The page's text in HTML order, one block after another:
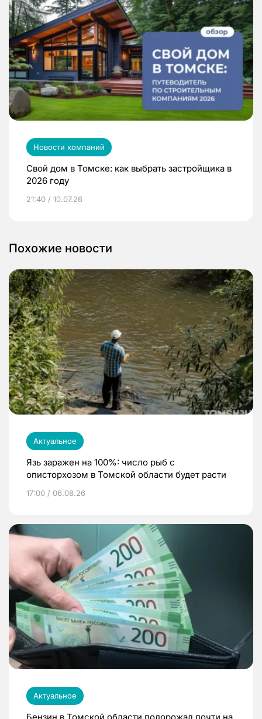
Новости компаний
Свой дом в Томске: как выбрать застройщика в
2026 году
21:40 / 10.07.26
Похожие новости
Актуальное
Язь заражен на 100%: число рыб с
описторхозом в Томской области будет расти
17:00 / 06.08.26
Актуальное
Бензин в Томской области подорожал почти на